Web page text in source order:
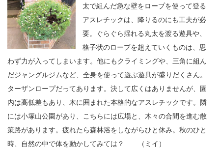
太で組んだ急な壁をロープを使って登る
アスレチックは、降りるのにも工夫が必
要。ぐらぐら揺れる丸太を渡る遊具や、
格子状のロープを超えていくものは、思
わず力が入ってしまいます。他にもクライミングや、三角に組ん
だジャングルジムなど、全身を使って遊ぶ遊具が盛りだくさん。
ターザンロープだってあります。決して広くはありませんが、園
内は高低差もあり、木に囲まれた本格的なアスレチックです。隣
には小塚山公園があり、こちらには広場と、木々の合間を進む散
策路があります。疲れたら森林浴をしながらひと休み。秋のひと
時、自然の中で体を動かしてみては？ （ミイ）